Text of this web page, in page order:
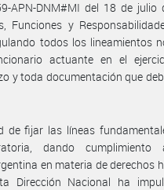
APN-DNM#MI del 18 de
Funciones y
todos los lineamientos
actuante en el
y toda documentación que
de fijar las líneas
dando cumplimiento
en materia de derechos
Dirección Nacional ha